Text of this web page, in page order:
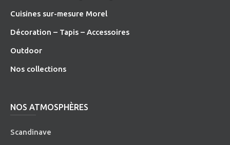
Cuisines sur-mesure Morel
Décoration – Tapis – Accessoires
Outdoor
Nos collections
NOS ATMOSPHÈRES
Scandinave